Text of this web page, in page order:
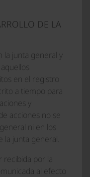
DE LA
la junta general y
en el registro
a tiempo para
y
acciones no se
ni en los
la junta general.
recibida por la
al efecto